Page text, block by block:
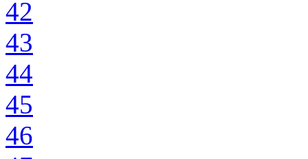
42
43
44
45
46